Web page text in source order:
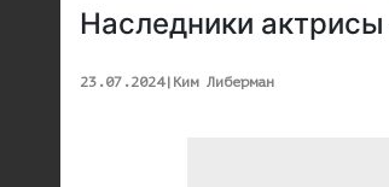
Наследники
23.07.2024| Ким Либерман